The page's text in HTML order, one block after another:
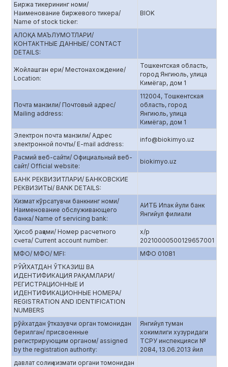
Биржа тикерининг номи/
Наименование биржевого тикера/
Name of stock ticker:
BIOK
АЛОҚА МАЪЛУМОТЛАРИ/
КОНТАКТНЫЕ ДАННЫЕ/ CONTACT
DETAILS:
Жойлашган ери/ Местонахождение/
Location:
Тошкентская область,
город Янгиюль, улица
Кимёгар, дом 1
Почта манзили/ Почтовый адрес/
Mailing address:
112004, Тошкентская
область, город
Янгиюль, улица
Кимёгар, дом 1
Электрон почта манзили/ Адрес
электронной почты/ E-mail address:
info@biokimyo.uz
Расмий веб-сайти/ Официальный веб-
сайт/ Official website:
biokimyo.uz
БАНК РЕКВИЗИТЛАРИ/ БАНКОВСКИЕ
РЕКВИЗИТЫ/ BANK DETAILS:
Хизмат кўрсатувчи банкнинг номи/
Наименование обслуживающего
банка/ Name of servicing bank:
АИТБ Ипак йули банк
Янгийул филиали
Ҳисоб рақами/ Номер расчетного
счета/ Current account number:
х/р
20210000500129657001
МФО/ МФО/ MFI:
МФО 01081
РЎЙХАТДАН ЎТКАЗИШ ВА
ИДЕНТИФИКАЦИЯ РАҚАМЛАРИ/
РЕГИСТРАЦИОННЫЕ И
ИДЕНТИФИКАЦИОННЫЕ НОМЕРА/
REGISTRATION AND IDENTIFICATION
NUMBERS
рўйхатдан ўтказувчи орган томонидан
берилган/ присвоенные
регистрирующим органом/ assigned
by the registration authority:
Янгийул туман
хокимлиги хузуридаги
ТСРУ инспекцияси №
2084, 13.06.2013 йил
давлат солиқ хизмати органи томонидан